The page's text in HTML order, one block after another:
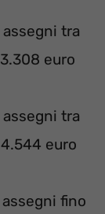
tra
euro
tra
euro
fino